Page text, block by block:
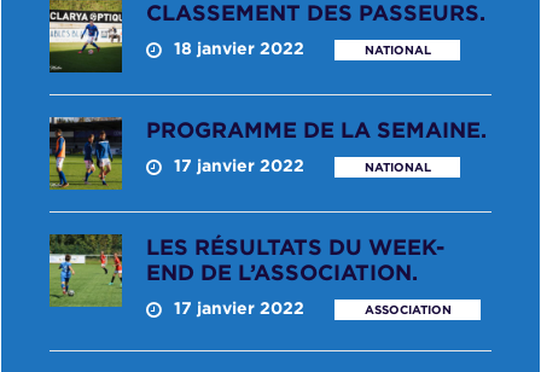
CLASSEMENT DES PASSEURS.
18 janvier 2022 NATIONAL
PROGRAMME DE LA SEMAINE.
17 janvier 2022 NATIONAL
LES RÉSULTATS DU WEEK-
END DE L’ASSOCIATION.
17 janvier 2022 ASSOCIATION